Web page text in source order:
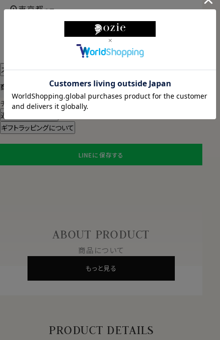
までのご注文で
宅配便
でお届けします。
（※裄丈加工・刺繍がある場合は除く）
東京都変更
スタイル・サイズについて詳しく見る
商品についてのお問い合わせ
チャットでお問い合わせ
返品・交換について
ギフトラッピングについて
LINEに保存する
ABOUT PRODUCT
商品について
もっと見る
PRODUCT DETAILS